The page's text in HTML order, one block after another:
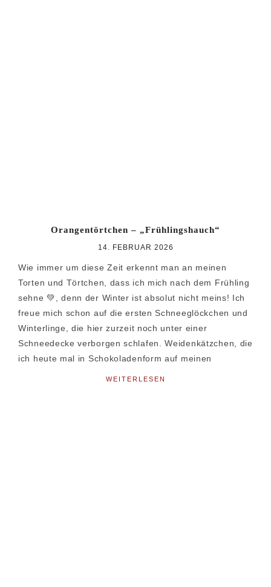
Orangentörtchen – „Frühlingshauch“
14. FEBRUAR 2026
Wie immer um diese Zeit erkennt man an meinen
Torten und Törtchen, dass ich mich nach dem Frühling
sehne 💚, denn der Winter ist absolut nicht meins! Ich
freue mich schon auf die ersten Schneeglöckchen und
Winterlinge, die hier zurzeit noch unter einer
Schneedecke verborgen schlafen. Weidenkätzchen, die
ich heute mal in Schokoladenform auf meinen
WEITERLESEN